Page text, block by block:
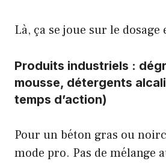
Là, ça se joue sur le dosage
Produits industriels :
mousse, détergents
temps d’action)
Pour un béton gras ou
mode pro. Pas de mélange